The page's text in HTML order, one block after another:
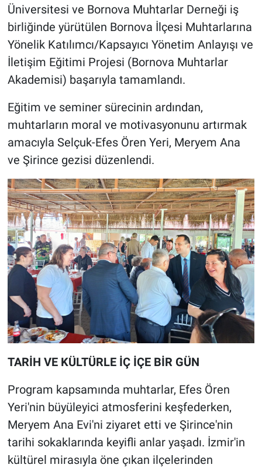
Üniversitesi ve Bornova Muhtarlar Derneği iş
birliğinde yürütülen Bornova İlçesi Muhtarlarına
Yönelik Katılımcı/Kapsayıcı Yönetim Anlayışı ve
İletişim Eğitimi Projesi (Bornova Muhtarlar
Akademisi) başarıyla tamamlandı.
Eğitim ve seminer sürecinin ardından,
muhtarların moral ve motivasyonunu artırmak
amacıyla Selçuk-Efes Ören Yeri, Meryem Ana
ve Şirince gezisi düzenlendi.
TARİH VE KÜLTÜRLE İÇ İÇE BİR GÜN
Program kapsamında muhtarlar, Efes Ören
Yeri'nin büyüleyici atmosferini keşfederken,
Meryem Ana Evi'ni ziyaret etti ve Şirince'nin
tarihi sokaklarında keyifli anlar yaşadı. İzmir'in
kültürel mirasıyla öne çıkan ilçelerinden